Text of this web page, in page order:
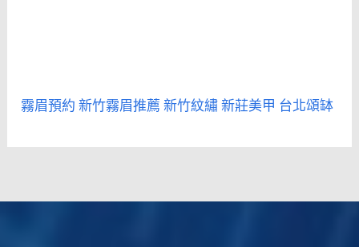
霧眉預約新竹霧眉推薦新竹紋繡新莊美甲 台北頌缽